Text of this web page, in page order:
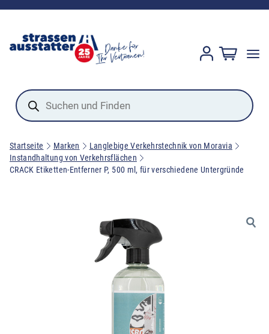
Products
search
Startseite Marken
Langlebige Verkehrstechnik von Moravia
Instandhaltung von Verkehrsflächen
CRACK Etiketten-Entferner P, 500 ml, für verschiedene Untergründe